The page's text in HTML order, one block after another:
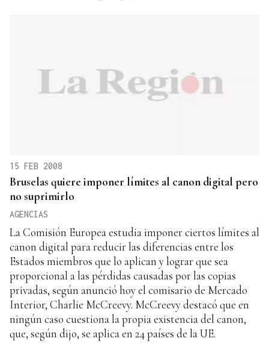
15 FEB 2008
Bruselas quiere imponer límites al canon digital pero
no suprimirlo
AGENCIAS
La Comisión Europea estudia imponer ciertos límites al
canon digital para reducir las diferencias entre los
Estados miembros que lo aplican y lograr que sea
proporcional a las pérdidas causadas por las copias
privadas, según anunció hoy el comisario de Mercado
Interior, Charlie McCreevy. McCreevy destacó que en
ningún caso cuestiona la propia existencia del canon,
que, según dijo, se aplica en 24 países de la UE.